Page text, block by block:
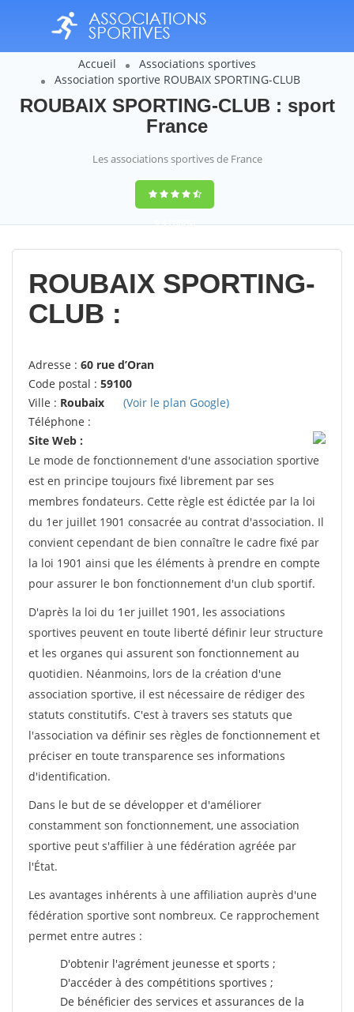
Accueil
Associations sportives
Association sportive ROUBAIX SPORTING-CLUB
ROUBAIX SPORTING-CLUB : sport
France
Les associations sportives de France
9,4(100%)
14358votes
ROUBAIX SPORTING-
CLUB :
Adresse : 60 rue d’Oran
Code postal : 59100
Ville : Roubaix
(Voir le plan Google)
Téléphone :
Site Web :
Le mode de fonctionnement d'une association sportive
est en principe toujours fixé librement par ses
membres fondateurs. Cette règle est édictée par la loi
du 1er juillet 1901 consacrée au contrat d'association. Il
convient cependant de bien connaître le cadre fixé par
la loi 1901 ainsi que les éléments à prendre en compte
pour assurer le bon fonctionnement d'un club sportif.
D'après la loi du 1er juillet 1901, les associations
sportives peuvent en toute liberté définir leur structure
et les organes qui assurent son fonctionnement au
quotidien. Néanmoins, lors de la création d'une
association sportive, il est nécessaire de rédiger des
statuts constitutifs. C'est à travers ses statuts que
l'association va définir ses règles de fonctionnement et
préciser en toute transparence ses informations
d'identification.
Dans le but de se développer et d'améliorer
constamment son fonctionnement, une association
sportive peut s'affilier à une fédération agréée par
l'État.
Les avantages inhérents à une affiliation auprès d'une
fédération sportive sont nombreux. Ce rapprochement
permet entre autres :
D'obtenir l'agrément jeunesse et sports ;
D'accéder à des compétitions sportives ;
De bénéficier des services et assurances de la